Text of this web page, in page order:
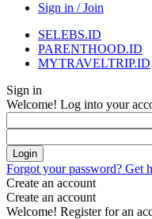
Sign in / Join
SELEBS.ID
PARENTHOOD.ID
MYTRAVELTRIP.ID
Sign in
Welcome! Log into your
Forgot your password? Get
Create an account
Create an account
Welcome! Register for an